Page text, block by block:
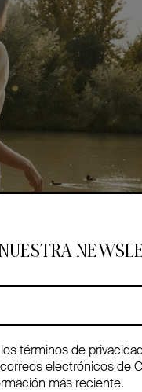
términos de
electrónicos de
más reciente.